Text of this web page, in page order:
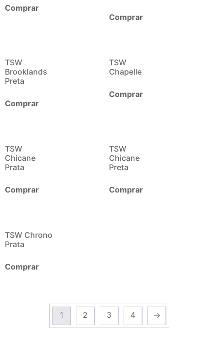
Comprar
Comprar
TSW
Brooklands
Preta
Comprar
TSW
Chapelle
Comprar
TSW
Chicane
Prata
Comprar
TSW
Chicane
Preta
Comprar
TSW Chrono
Prata
Comprar
1 2 3 4 →